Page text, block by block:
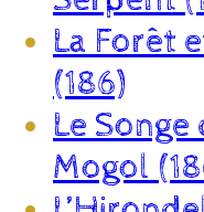
La Forêt
(186)
Le
Mogol